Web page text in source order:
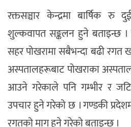
रक्तसञ्चार केन्द्रमा बार्षिक
शुल्कवापत सङ्कलन हुने बताइन्छ ।
सहर पोखरामा सबैभन्दा बढी
अस्पतालहरूबाट पोखराका
आउने गरेकाले पनि गम्भीर र
उपचार हुने गरेको छ । गण्डकी